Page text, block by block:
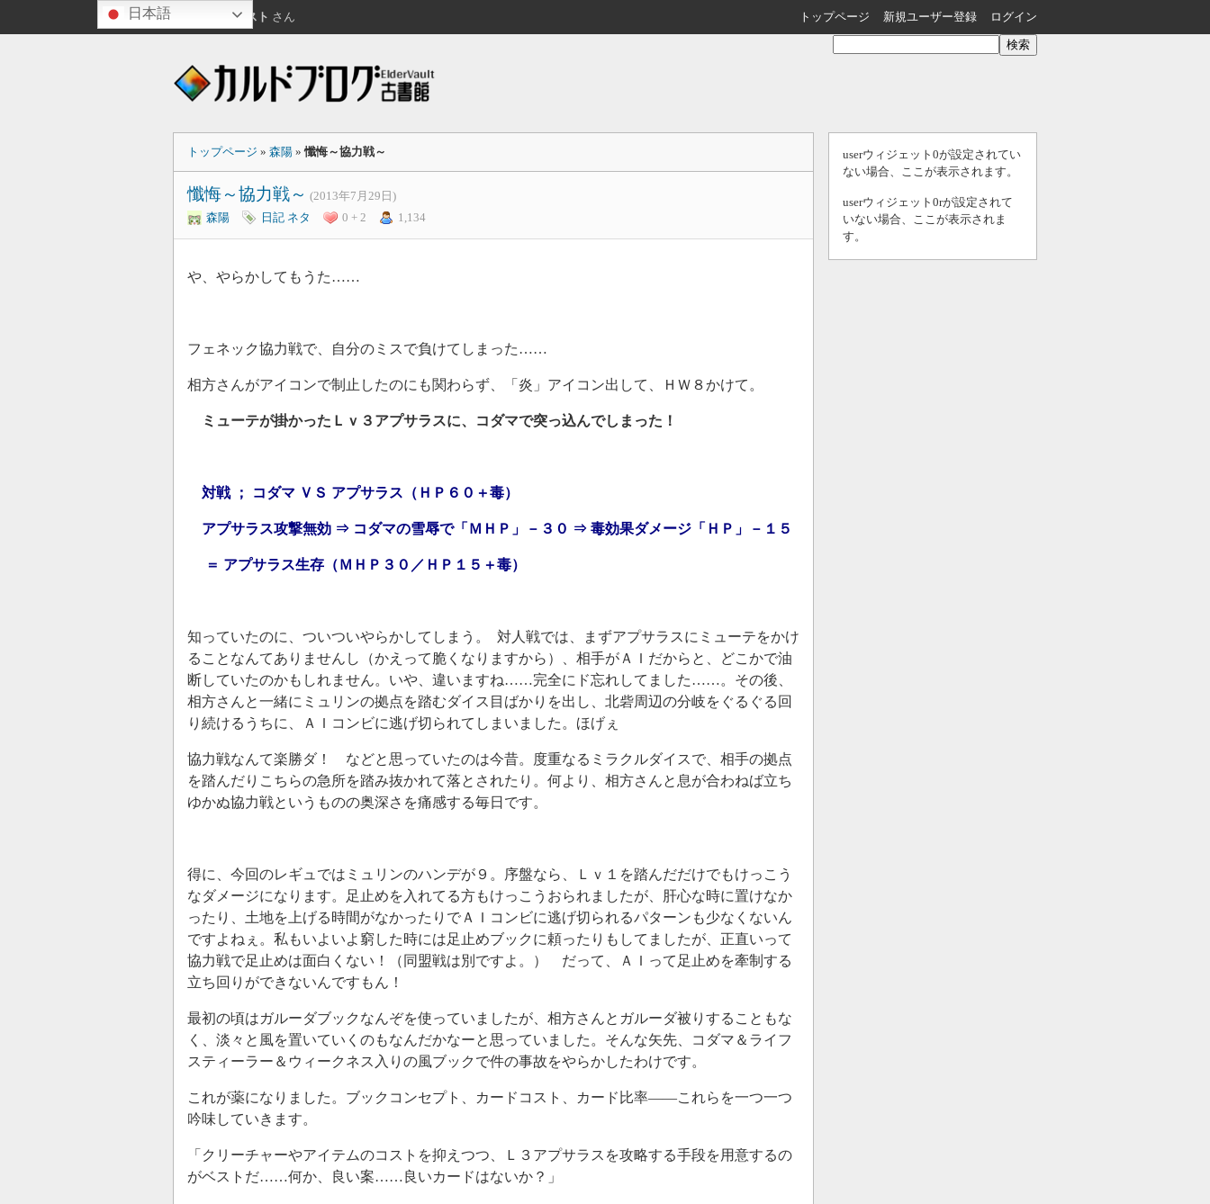
ゲスト さん トップページ 新規ユーザー登録 ログイン
トップページ » 森陽 »懺悔～協力戦～
懺悔～協力戦～ (2013年7月29日)
森陽
日記 ネタ 0 + 2 1,134
や、やらかしてもうた……
フェネック協力戦で、自分のミスで負けてしまった……
相方さんがアイコンで制止したのにも関わらず、「炎」アイコン出して、ＨＷ８かけて。
ミューテが掛かったＬｖ３アプサラスに、コダマで突っ込んでしまった！
対戦 ； コダマ ＶＳ アプサラス（ＨＰ６０＋毒）
アプサラス攻撃無効 ⇒ コダマの雪辱で「ＭＨＰ」－３０ ⇒ 毒効果ダメージ「ＨＰ」－１５
＝ アプサラス生存（ＭＨＰ３０／ＨＰ１５＋毒）
知っていたのに、ついついやらかしてしまう。 対人戦では、まずアプサラスにミューテをかけ
ることなんてありませんし（かえって脆くなりますから）、相手がＡＩだからと、どこかで油
断していたのかもしれません。いや、違いますね……完全にド忘れしてました……。その後、
相方さんと一緒にミュリンの拠点を踏むダイス目ばかりを出し、北砦周辺の分岐をぐるぐる回
り続けるうちに、ＡＩコンビに逃げ切られてしまいました。ほげぇ
協力戦なんて楽勝ダ！ などと思っていたのは今昔。度重なるミラクルダイスで、相手の拠点
を踏んだりこちらの急所を踏み抜かれて落とされたり。何より、相方さんと息が合わねば立ち
ゆかぬ協力戦というものの奥深さを痛感する毎日です。
得に、今回のレギュではミュリンのハンデが９。序盤なら、Ｌｖ１を踏んだだけでもけっこう
なダメージになります。足止めを入れてる方もけっこうおられましたが、肝心な時に置けなか
ったり、土地を上げる時間がなかったりでＡＩコンビに逃げ切られるパターンも少なくないん
ですよねぇ。私もいよいよ窮した時には足止めブックに頼ったりもしてましたが、正直いって
協力戦で足止めは面白くない！（同盟戦は別ですよ。） だって、ＡＩって足止めを牽制する
立ち回りができないんですもん！
最初の頃はガルーダブックなんぞを使っていましたが、相方さんとガルーダ被りすることもな
く、淡々と風を置いていくのもなんだかなーと思っていました。そんな矢先、コダマ＆ライフ
スティーラー＆ウィークネス入りの風ブックで件の事故をやらかしたわけです。
これが薬になりました。ブックコンセプト、カードコスト、カード比率――これらを一つ一つ
吟味していきます。
「クリーチャーやアイテムのコストを抑えつつ、Ｌ３アプサラスを攻略する手段を用意するの
がベストだ……何か、良い案……良いカードはないか？」
userウィジェット0が設定されてい
ない場合、ここが表示されます。
userウィジェット0rが設定されて
いない場合、ここが表示されま
す。
日本語